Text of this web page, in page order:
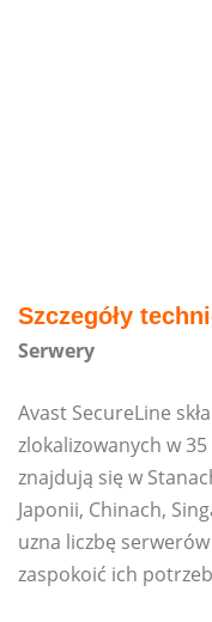
Szczegóły
Serwery
Avast SecureLine
zlokalizowanych w
znajdują się w
Japonii, Chinach,
uzna liczbę
zaspokoić ich